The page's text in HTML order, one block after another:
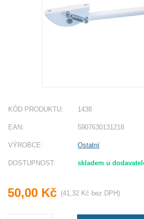
KÓD PRODUKTU: 1438
EAN: 5907630131218
VÝROBCE: Ostatní
DOSTUPNOST: skladem u
50,00 Kč (41,32 Kč bez DPH)